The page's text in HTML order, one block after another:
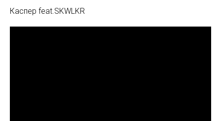
Каспер feat.SKWLKR